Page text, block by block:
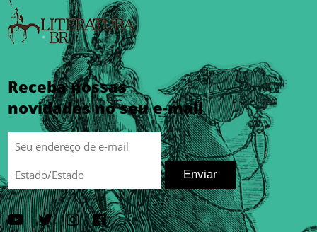
Receba nossas
novidades no seu e-mail
Enviar